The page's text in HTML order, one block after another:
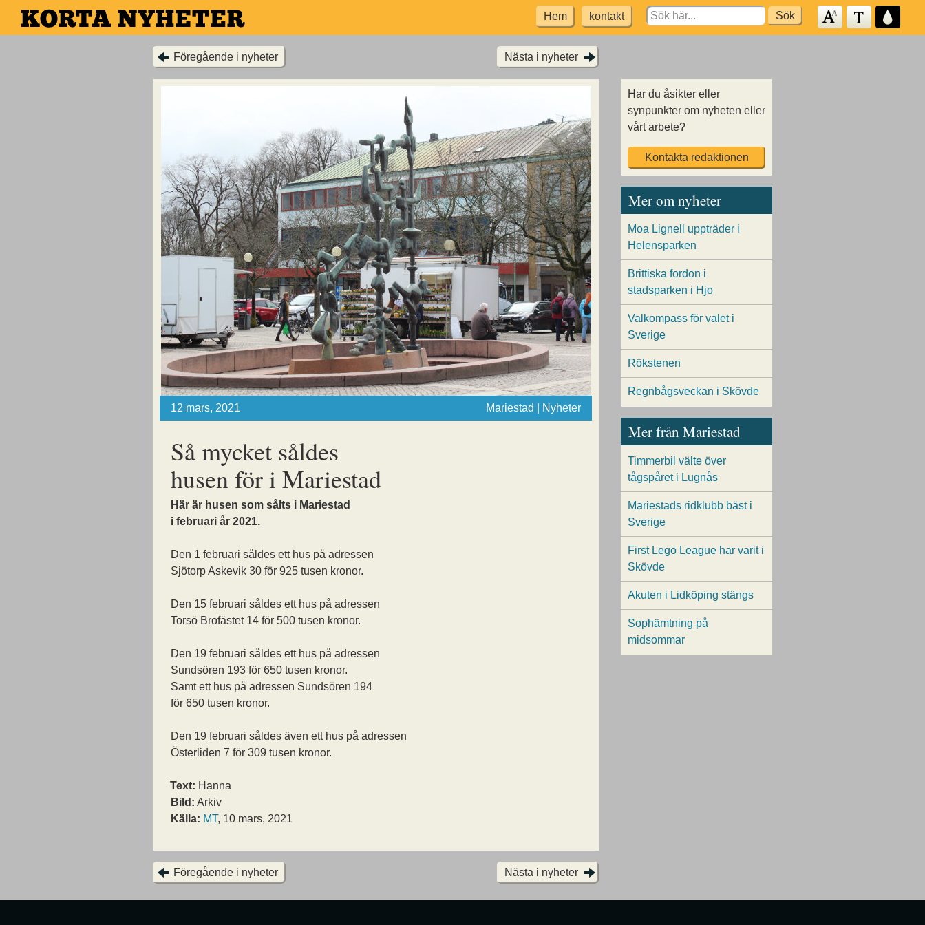
Hoppa
till
Hem kontakt
Search
for:
Föregående i nyheter Nästa i nyheter
12 mars, 2021 Mariestad | Nyheter
Så mycket såldes
husen för i Mariestad
Här är husen som sålts i Mariestad
i februari år 2021.
Den 1 februari såldes ett hus på adressen
Sjötorp Askevik 30 för 925 tusen kronor.
Den 15 februari såldes ett hus på adressen
Torsö Brofästet 14 för 500 tusen kronor.
Den 19 februari såldes ett hus på adressen
Sundsören 193 för 650 tusen kronor.
Samt ett hus på adressen Sundsören 194
för 650 tusen kronor.
Den 19 februari såldes även ett hus på adressen
Österliden 7 för 309 tusen kronor.
Text: Hanna
Bild: Arkiv
Källa: MT, 10 mars, 2021
Föregående i nyheter Nästa i nyheter
Har du åsikter eller
synpunkter om nyheten eller
vårt arbete?
Kontakta redaktionen
Mer om nyheter
Moa Lignell uppträder i
Helensparken
Brittiska fordon i
stadsparken i Hjo
Valkompass för valet i
Sverige
Rökstenen
Regnbågsveckan i Skövde
Mer från Mariestad
Timmerbil välte över
tågspåret i Lugnås
Mariestads ridklubb bäst i
Sverige
First Lego League har varit i
Skövde
Akuten i Lidköping stängs
Sophämtning på
midsommar